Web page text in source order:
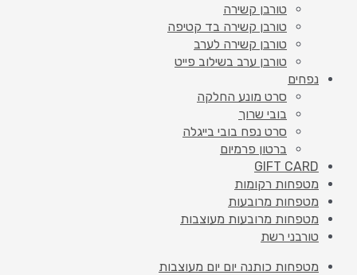
טורבן קשירה
טורבן קשירה בד קטיפה
טורבן קשירה לערב
טורבן ערב בשילוב פייט
נפחים
סרט מונע החלקה
בובי שרוך
סרט נפח בובי בייגלה
ברטון פרמיום
GIFT CARD
מטפחות רקומות
מטפחות מרובעות
מטפחות מרובעות מעוצבות
טורבני רשת
מטפחות כותנה יום יום מעוצבות